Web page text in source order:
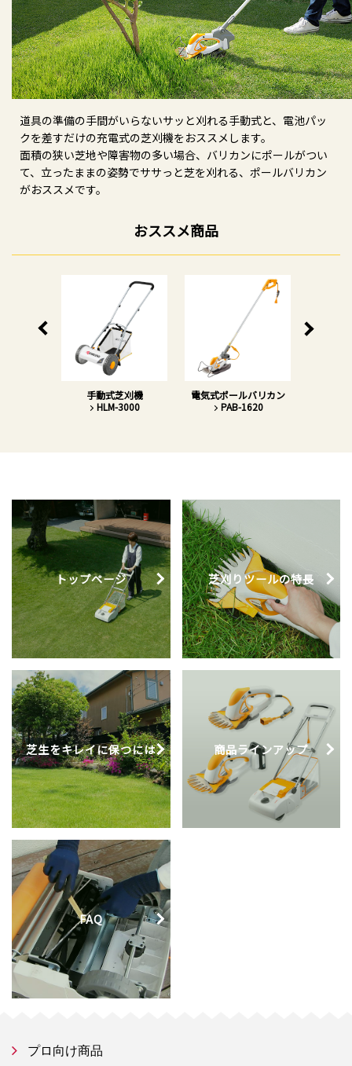
道具の準備の手間がいらないサッと刈れる手動式と、電池パッ
クを差すだけの充電式の芝刈機をおススメします。
面積の狭い芝地や障害物の多い場合、バリカンにポールがつい
て、立ったままの姿勢でササっと芝を刈れる、ポールバリカン
がおススメです。
おススメ商品
手動式芝刈機
HLM-3000
電気式ポールバリカン
PAB-1620
トップページ 芝刈りツールの特長
芝生をキレイに保つには 商品ラインアップ
FAQ
プロ向け商品